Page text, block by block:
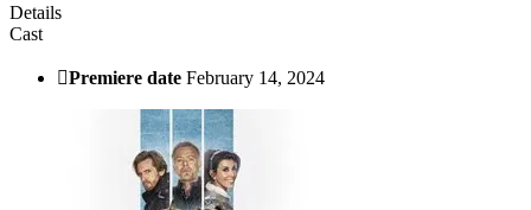
Details
Cast
Premiere date February 14, 2024